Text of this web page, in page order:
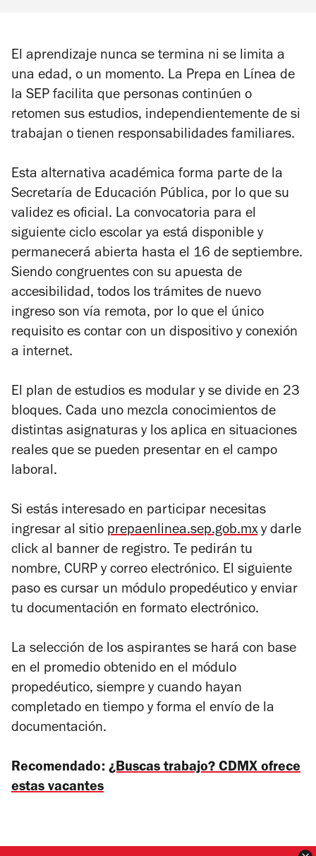
El aprendizaje nunca se termina ni se limita a
una edad, o un momento. La Prepa en Línea de
la SEP facilita que personas continúen o
retomen sus estudios, independientemente de si
trabajan o tienen responsabilidades familiares.
Esta alternativa académica forma parte de la
Secretaría de Educación Pública, por lo que su
validez es oficial. La convocatoria para el
siguiente ciclo escolar ya está disponible y
permanecerá abierta hasta el 16 de septiembre.
Siendo congruentes con su apuesta de
accesibilidad, todos los trámites de nuevo
ingreso son vía remota, por lo que el único
requisito es contar con un dispositivo y conexión
a internet.
El plan de estudios es modular y se divide en 23
bloques. Cada uno mezcla conocimientos de
distintas asignaturas y los aplica en situaciones
reales que se pueden presentar en el campo
laboral.
Si estás interesado en participar necesitas
ingresar al sitio prepaenlinea.sep.gob.mxy darle
click al banner de registro. Te pedirán tu
nombre, CURP y correo electrónico. El siguiente
paso es cursar un módulo propedéutico y enviar
tu documentación en formato electrónico.
La selección de los aspirantes se hará con base
en el promedio obtenido en el módulo
propedéutico, siempre y cuando hayan
completado en tiempo y forma el envío de la
documentación.
Recomendado: ¿Buscas trabajo? CDMX ofrece
estas vacantes